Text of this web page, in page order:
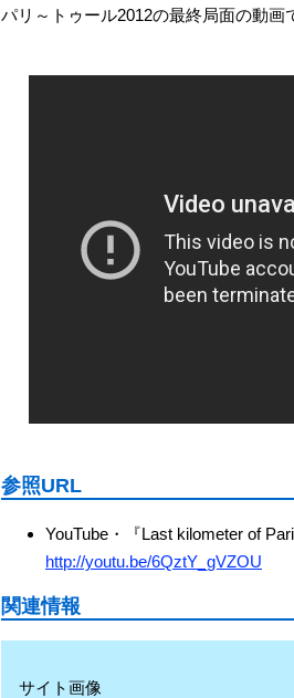
パリ～トゥール2012の最終局面の動画
参照URL
YouTube・『Last kilometer of
http://youtu.be/6QztY_gVZOU
関連情報
サイト画像